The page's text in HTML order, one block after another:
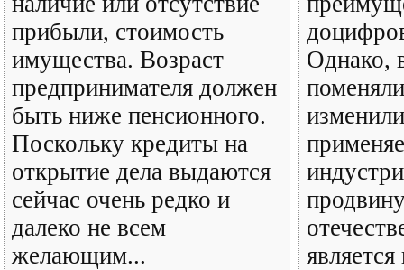
прибыли, стоимость
имущества. Возраст
предпринимателя должен
быть ниже пенсионного.
Поскольку кредиты на
открытие дела выдаются
сейчас очень редко и
далеко не всем
желающим...
Однако,